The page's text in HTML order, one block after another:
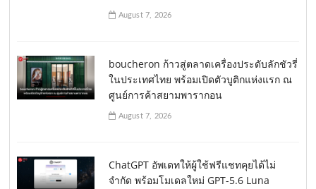
August 7, 2026
boucheron ก้าวสู่ตลาดเครื่องประดับลักชัวรี่
ในประเทศไทย พร้อมเปิดตัวบูติกแห่งแรก ณ
ศูนย์การค้าสยามพารากอน
August 7, 2026
ChatGPT อัพเดทให้ผู้ใช้ฟรีแชทคุยได้ไม่
จำกัด พร้อมโมเดลใหม่ GPT-5.6 Luna